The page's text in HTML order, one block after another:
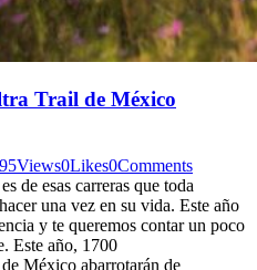
Trail de México
Views0Likes0Comments
de esas carreras que toda
una vez en su vida. Este año
y te queremos contar un poco
Este año, 1700
México abarrotarán de